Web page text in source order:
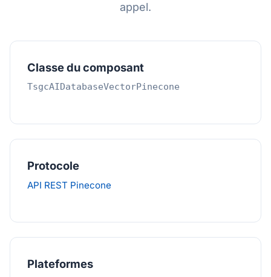
appel.
Classe du composant
TsgcAIDatabaseVectorPinecone
Protocole
API REST Pinecone
Plateformes